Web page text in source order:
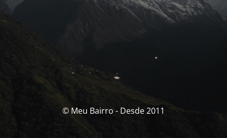
© Meu Bairro - Desde 2011